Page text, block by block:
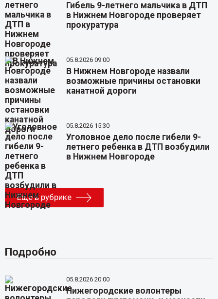
Гибель 9-летнего мальчика в ДТП
в Нижнем Новгороде проверяет
прокуратура
05.8.2026 09:00
В Нижнем Новгороде назвали
возможные причины остановки
канатной дороги
05.8.2026 15:30
Уголовное дело после гибели 9-
летнего ребенка в ДТП возбудили
в Нижнем Новгороде
Еще в рубрике
Подробно
05.8.2026 20:00
Нижегородские волонтеры